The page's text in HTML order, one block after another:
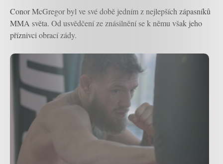
Conor McGregor byl ve své době jedním z nejlepších zápasníků
MMA světa. Od usvědčení ze znásilnění se k němu však jeho
příznivci obrací zády.